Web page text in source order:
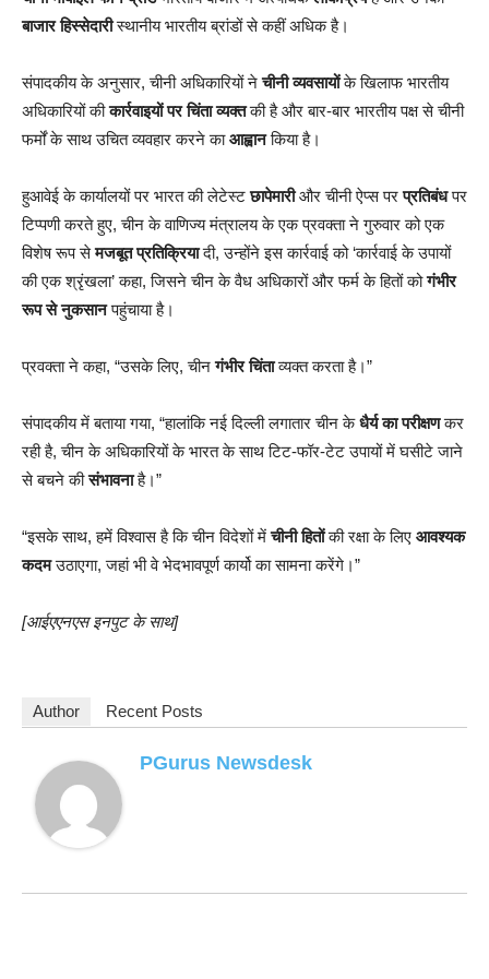
बाजार हिस्सेदारीस्थानीय भारतीय ब्रांडों से कहीं अधिक है।
संपादकीय के अनुसार, चीनी अधिकारियों नेचीनी व्यवसायोंके खिलाफ भारतीय
अधिकारियों कीकार्रवाइयों पर चिंता व्यक्तकी है और बार-बार भारतीय पक्ष से चीनी
फर्मों के साथ उचित व्यवहार करने काआह्वानकिया है।
हुआवेई के कार्यालयों पर भारत की लेटेस्टछापेमारीऔर चीनी ऐप्स परप्रतिबंधपर
टिप्पणी करते हुए, चीन के वाणिज्य मंत्रालय के एक प्रवक्ता ने गुरुवार को एक
विशेष रूप सेमजबूत प्रतिक्रियादी, उन्होंने इस कार्रवाई को ‘कार्रवाई के उपायों
की एक श्रृंखला’ कहा, जिसने चीन के वैध अधिकारों और फर्म के हितों कोगंभीर
रूप से नुकसानपहुंचाया है।
प्रवक्ता ने कहा, “उसके लिए, चीनगंभीर चिंताव्यक्त करता है।”
संपादकीय में बताया गया, “हालांकि नई दिल्ली लगातार चीन केधैर्य का परीक्षणकर
रही है, चीन के अधिकारियों के भारत के साथ टिट-फॉर-टेट उपायों में घसीटे जाने
से बचने कीसंभावनाहै।”
“इसके साथ, हमें विश्वास है कि चीन विदेशों मेंचीनी हितोंकी रक्षा के लिए आवश्यक
कदमउठाएगा, जहां भी वे भेदभावपूर्ण कार्यो का सामना करेंगे।”
[आईएएनएस इनपुट के साथ]
Author Recent Posts
PGurus Newsdesk